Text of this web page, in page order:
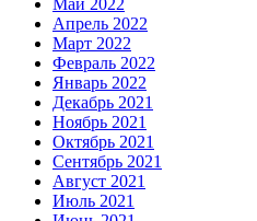
Апрель 2022
Март 2022
Февраль 2022
Январь 2022
Декабрь 2021
Ноябрь 2021
Октябрь 2021
Сентябрь 2021
Август 2021
Июль 2021